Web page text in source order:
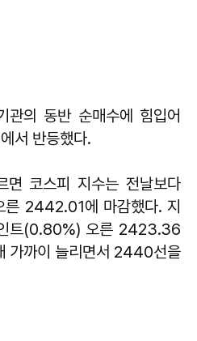
관의 동반 순매수에 힘입어
서 반등했다.
면 코스피 지수는 전날보다
2442.01에 마감했다. 지
트(0.80%) 오른 2423.36
가까이 늘리면서 2440선을